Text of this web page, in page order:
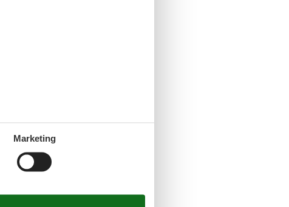
Marketing